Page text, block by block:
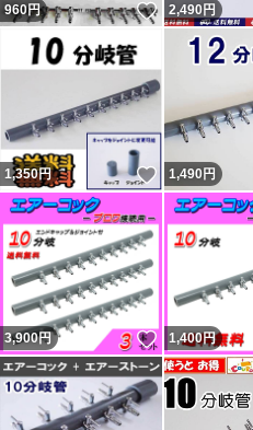
960円 いいね！
2,490円
1,350円 いいね！
1,490円
3,900円 いいね！
1,400円